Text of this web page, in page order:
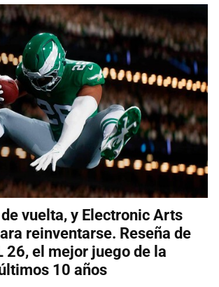
vuelta, y Electronic Arts
reinventarse. Reseña de
26, el mejor juego de la
10 años